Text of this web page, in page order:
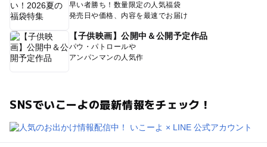
早い者勝ち！数量限定の人気福袋
発売日や価格、内容を最速でお届け
【子供映画】公開中＆公開予定作品
パウ・パトロールや
アンパンマンの人気作
SNSでいこーよの最新情報をチェック！